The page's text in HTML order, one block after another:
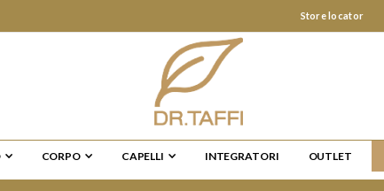
Store locator
CORPO CAPELLI INTEGRATORI OUTLET